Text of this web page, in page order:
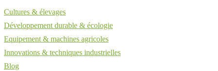
Cultures & élevages
Développement durable & écologie
Equipement & machines agricoles
Innovations & techniques industrielles
Blog